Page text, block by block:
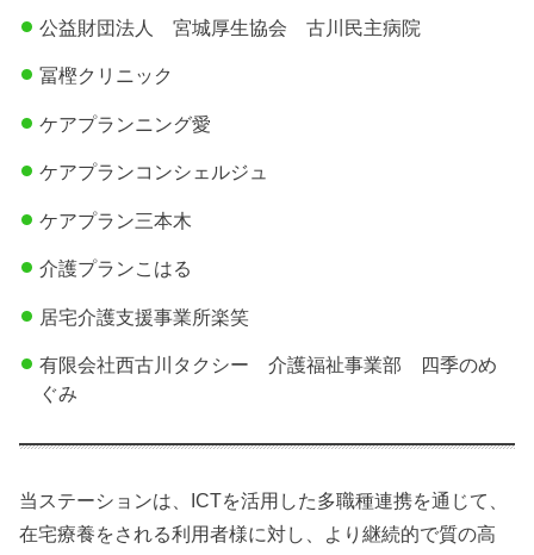
公益財団法人 宮城厚生協会 古川民主病院
冨樫クリニック
ケアプランニング愛
ケアプランコンシェルジュ
ケアプラン三本木
介護プランこはる
居宅介護支援事業所楽笑
有限会社西古川タクシー 介護福祉事業部 四季のめ
ぐみ
当ステーションは、ICTを活用した多職種連携を通じて、
在宅療養をされる利用者様に対し、より継続的で質の高